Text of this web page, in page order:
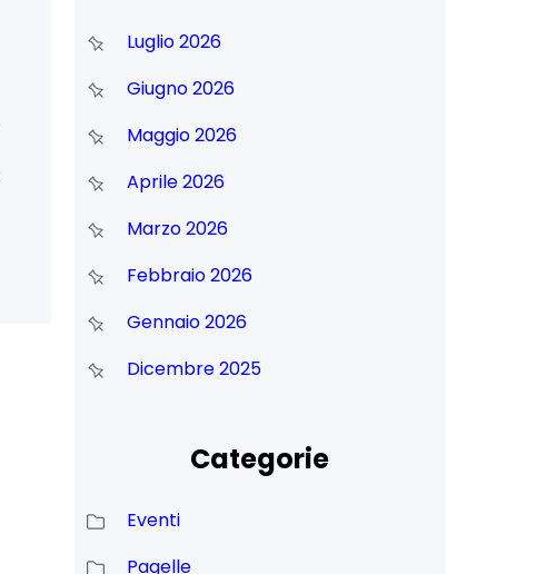
Luglio 2026
Giugno 2026
Maggio 2026
Aprile 2026
Marzo 2026
Febbraio 2026
Gennaio 2026
Dicembre 2025
Categorie
Eventi
Pagelle